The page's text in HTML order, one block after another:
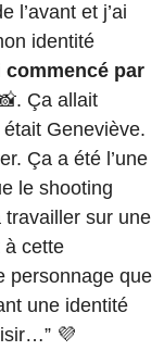
l’avant et j’ai
identité
commencé par
Ça allait
Geneviève.
Ça a été l’une
le shooting
travailler sur une
à cette
personnage que
une identité
💜